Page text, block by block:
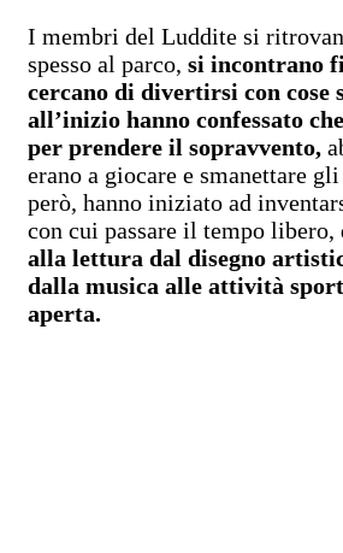
I membri del Luddite si
spesso al parco, si incontrano
cercano di divertirsi con cose
all’inizio hanno confessato che
per prendere il sopravvento,
erano a giocare e smanettare
però, hanno iniziato ad
con cui passare il tempo libero,
alla lettura dal disegno
dalla musica alle attività
aperta.